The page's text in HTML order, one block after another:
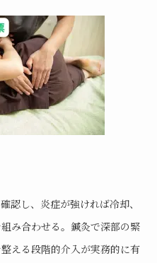
認し、炎症が強ければ冷却、
み合わせる。鍼灸で深部の緊
える段階的介入が実務的に有